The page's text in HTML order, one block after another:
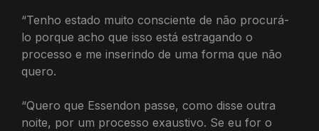
“Tenho estado muito consciente de não procurá-
lo porque acho que isso está estragando o
processo e me inserindo de uma forma que não
quero.
“Quero que Essendon passe, como disse outra
noite, por um processo exaustivo. Se eu for o